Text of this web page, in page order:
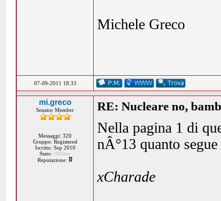
Michele Greco
07-09-2011 18:33
mi.greco
Senator Member
Messaggi: 320
Gruppo: Registered
Iscritto: Sep 2010
Stato: Offline
Reputazione:
RE: Nucleare no,
Nella pagina 1 di
nÂ°13 quanto segue
xCharade